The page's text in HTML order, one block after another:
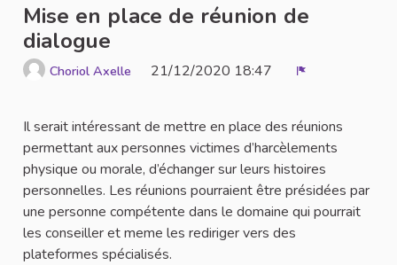
Mise en place de réunion de
dialogue
Choriol Axelle 21/12/2020 18:47
Il serait intéressant de mettre en place des réunions
permettant aux personnes victimes d’harcèlements
physique ou morale, d’échanger sur leurs histoires
personnelles. Les réunions pourraient être présidées par
une personne compétente dans le domaine qui pourrait
les conseiller et meme les rediriger vers des
plateformes spécialisés.